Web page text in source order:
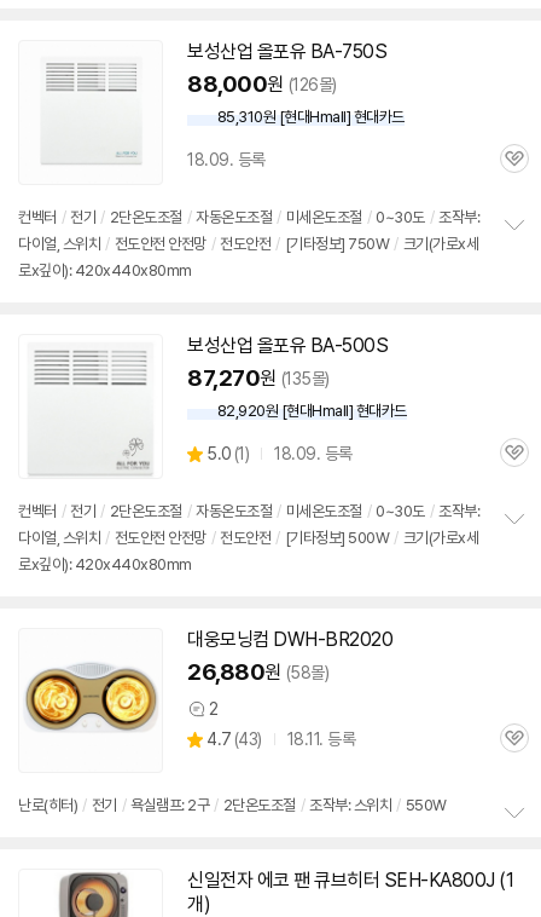
보성산업 올포유 BA-750S
88,000원 (126몰)
85,310원 [현대Hmall] 현대카드
18.09. 등록
관
컨벡터 / 전기 / 2단온도조절 / 자동온도조절 / 미세온도조절 / 0~30도 / 조작부:
다이얼, 스위치 / 전도안전 안전망 / 전도안전 / [기타정보] 750W / 크기(가로x세
로x깊이): 420x440x80mm
보성산업 올포유 BA-500S
87,270원 (135몰)
82,920원 [현대Hmall] 현대카드
별
5.0 (상
리
뷰
1) 18.09. 등록
관
컨벡터 / 전기 / 2단온도조절 / 자동온도조절 / 미세온도조절 / 0~30도 / 조작부:
다이얼, 스위치 / 전도안전 안전망 / 전도안전 / [기타정보] 500W / 크기(가로x세
로x깊이): 420x440x80mm
대웅모닝컴 DWH-BR2020
26,880원 (58몰)
상
품
2
별
4.7 (상
뷰
43) 18.11. 등록
관
난로(히터) / 전기 / 욕실램프: 2구 / 2단온도조절 / 조작부:스위치 / 550W
신일전자 에코 팬 큐브히터 SEH-KA800J (1
개)